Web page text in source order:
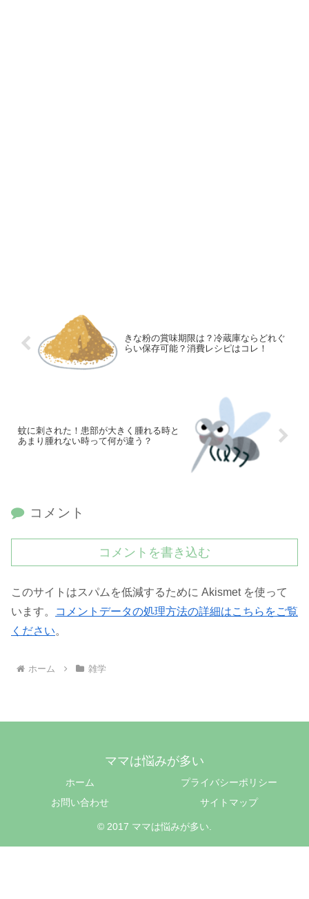
きな粉の賞味期限は？冷蔵庫ならどれぐ
らい保存可能？消費レシピはコレ！
蚊に刺された！患部が大きく腫れる時と
あまり腫れない時って何が違う？
コメント
コメントを書き込む
このサイトはスパムを低減するために Akismet を使って
います。
コメントデータの処理方法の詳細はこちらをご覧
ください。
ホーム 雑学
ママは悩みが多い
ホーム
プライバシーポリシー
お問い合わせ
サイトマップ
© 2017 ママは悩みが多い.